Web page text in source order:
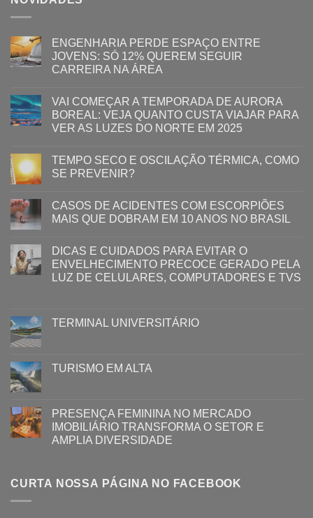
ENGENHARIA PERDE ESPAÇO ENTRE
JOVENS: SÓ 12% QUEREM SEGUIR
CARREIRA NA ÁREA
VAI COMEÇAR A TEMPORADA DE AURORA
BOREAL: VEJA QUANTO CUSTA VIAJAR PARA
VER AS LUZES DO NORTE EM 2025
TEMPO SECO E OSCILAÇÃO TÉRMICA, COMO
SE PREVENIR?
CASOS DE ACIDENTES COM ESCORPIÕES
MAIS QUE DOBRAM EM 10 ANOS NO BRASIL
DICAS E CUIDADOS PARA EVITAR O
ENVELHECIMENTO PRECOCE GERADO PELA
LUZ ​DE CELULARES, COMPUTADORES E TVS​​
TERMINAL UNIVERSITÁRIO
TURISMO EM ALTA
PRESENÇA FEMININA NO MERCADO
IMOBILIÁRIO TRANSFORMA O SETOR E
AMPLIA DIVERSIDADE
CURTA NOSSA PÁGINA NO FACEBOOK